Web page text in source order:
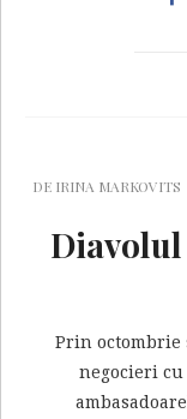
DE IRINA MARKOVITS
Prin octombrie
negocieri cu